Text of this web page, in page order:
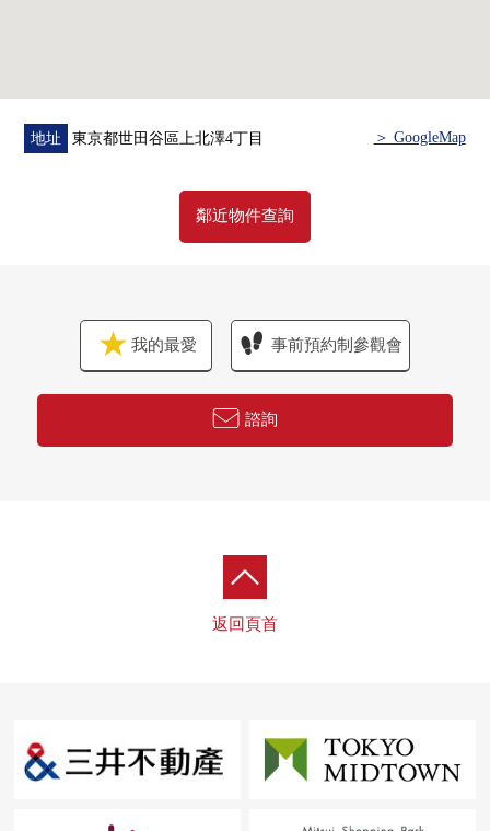
・門
・新的空調設置(1)
・購物不久到OZEKI八幡山商店(約160m)、京王商店八幡
山商店(約250m)便利
・也適應育兒的居住環境
[對在世田谷區、杉並區區域考慮新的生活的人們]
雖然想重新購買房子"可是"出售是以前？購買是以前？最好
開始什麼有那樣的煩惱的歡迎來電。
現在的價值""居住無勉強而，雖然剩下住宅貸款可是想
換，"甚至什麼樣的需討論可以。
在顧客每一個人的情形接近，用總計從購買到出售支援。
請。
地址 東京都世田谷區上北澤4丁目 ＞ GoogleMap
鄰近物件查詢
我的最愛 事前預約制參觀會
諮詢
返回頁首